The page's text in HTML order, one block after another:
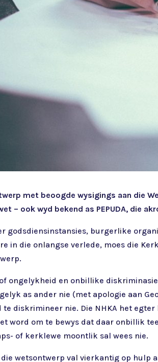
met beoogde wysigings aan die
– ook wyd bekend as PEPUDA, die
godsdiensinstansies, burgerlike
in die onlangse verlede, moes die
ongelykheid en onbillike
as ander nie (met apologie aan
te diskrimineer nie. Die NHKA het
word om te bewys dat daar onbillik
of kerklewe moontlik sal wees nie.
wetsontwerp val vierkantig op hulp